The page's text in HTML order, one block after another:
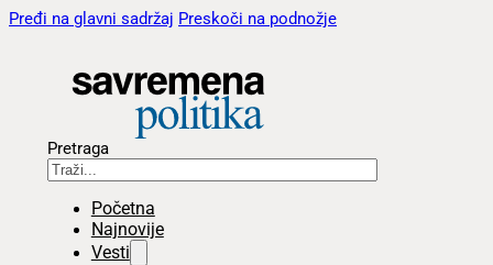
Pređi na glavni sadržaj Preskoči na podnožje
Pretraga
Početna
Najnovije
Vesti